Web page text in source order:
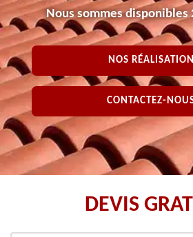
Nous sommes
NOS
CONTACTEZ-
DEVIS